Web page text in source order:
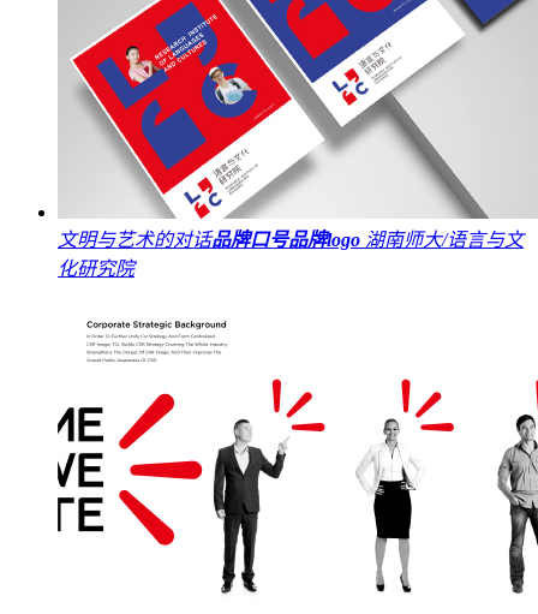
文明与艺术的对话品牌口号品牌logo 湖南师大/语言与文
化研究院